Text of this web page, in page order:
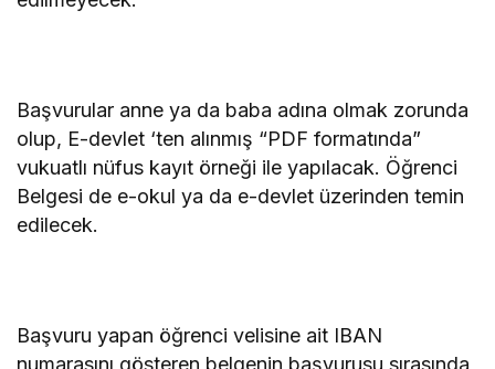
Başvurular anne ya da baba adına olmak zorunda
olup, E-devlet ‘ten alınmış “PDF formatında”
vukuatlı nüfus kayıt örneği ile yapılacak. Öğrenci
Belgesi de e-okul ya da e-devlet üzerinden temin
edilecek.
Başvuru yapan öğrenci velisine ait IBAN
numarasını gösteren belgenin başvurusu sırasında